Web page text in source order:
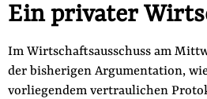
Ein privater
Im Wirtschaftsausschuss am
der bisherigen Argumentation,
vorliegendem vertraulichen